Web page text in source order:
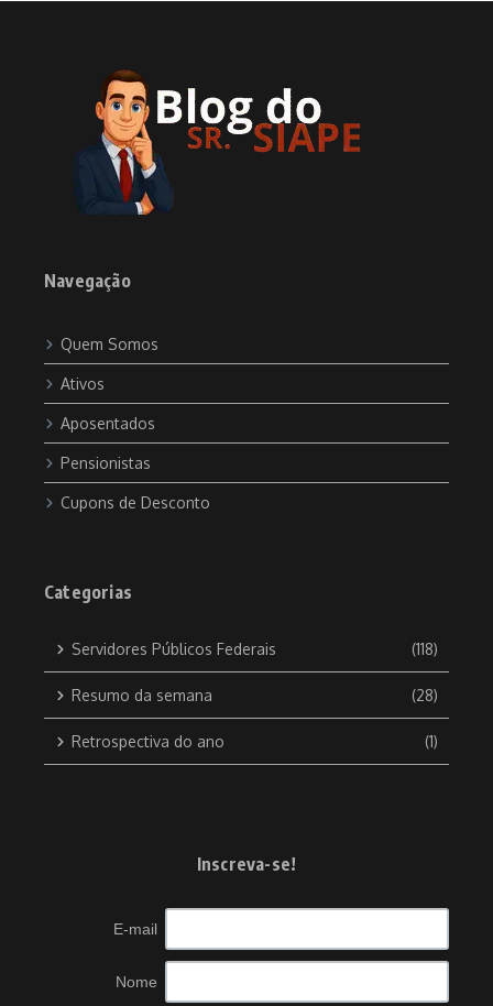
Navegação
Quem Somos
Ativos
Aposentados
Pensionistas
Cupons de Desconto
Categorias
Servidores Públicos Federais (118)
Resumo da semana (28)
Retrospectiva do ano (1)
Inscreva-se!
E-mail
Nome